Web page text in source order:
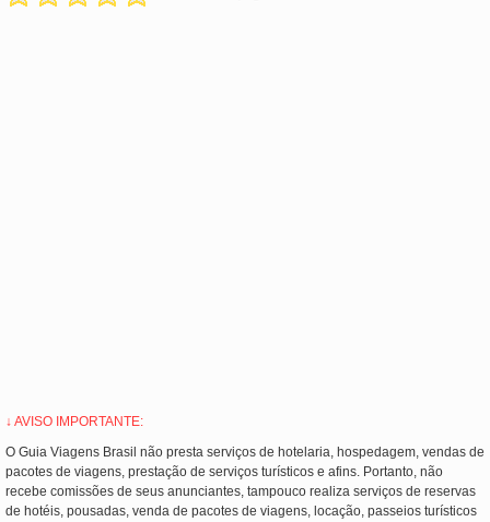
↓ AVISO IMPORTANTE:
O Guia Viagens Brasil não presta serviços de hotelaria, hospedagem, vendas de
pacotes de viagens, prestação de serviços turísticos e afins. Portanto, não
recebe comissões de seus anunciantes, tampouco realiza serviços de reservas
de hotéis, pousadas, venda de pacotes de viagens, locação, passeios turísticos